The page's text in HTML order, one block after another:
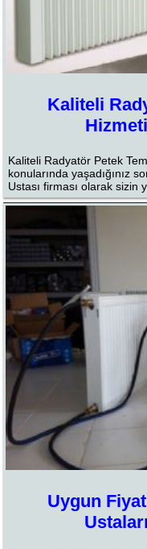
Kaliteli
Kaliteli Radyatör Petek
konularında yaşadığınız
Ustası firması olarak sizin
Uygun